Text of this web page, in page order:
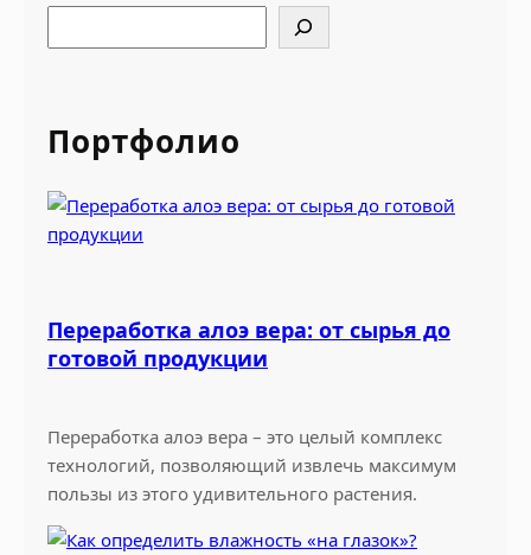
e
c
Портфолио
Переработка алоэ вера: от сырья до
готовой продукции
Переработка алоэ вера – это целый комплекс
технологий, позволяющий извлечь максимум
пользы из этого удивительного растения.